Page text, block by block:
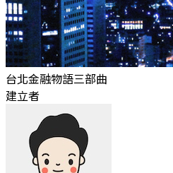
台北金融物語三部曲
建立者